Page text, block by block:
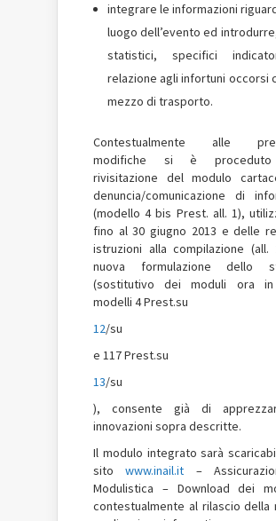
integrare le informazioni
luogo dell’evento ed
statistici, specifici
relazione agli infortuni occorsi
mezzo di trasporto.
Contestualmente alle
modifiche si è
rivisitazione del modulo
denuncia/comunicazione di
(modello 4 bis Prest. all. 1),
fino al 30 giugno 2013 e delle
istruzioni alla compilazione (all.
nuova formulazione dello
(sostitutivo dei moduli ora
modelli 4 Prest.su
12/su
e 117 Prest.su
13/su
), consente già di
innovazioni sopra descritte.
Il modulo integrato sarà
sitowww.inail.it –
Modulistica – Download dei
contestualmente al rilascio della